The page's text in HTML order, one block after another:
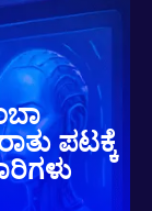
ಪಟಕ್ಕೆ